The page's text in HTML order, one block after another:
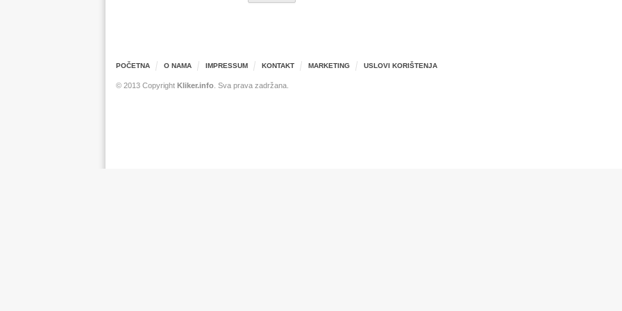
POČETNA O NAMA IMPRESSUM KONTAKT MARKETING USLOVI KORIŠTENJA
© 2013 Copyright Kliker.info . Sva prava zadržana.